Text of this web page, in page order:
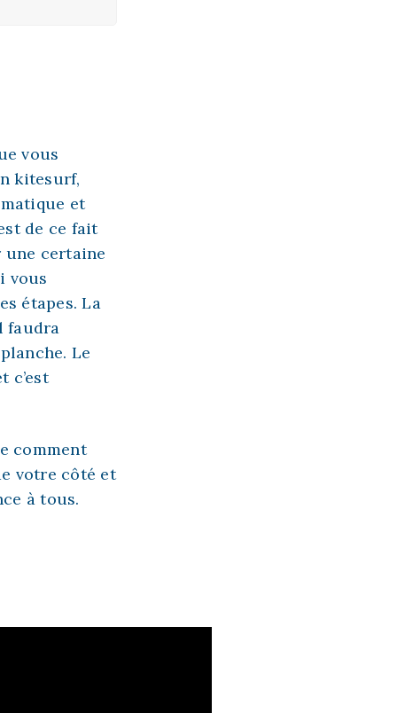
vous
kitesurf,
et
de ce fait
une certaine
vous
étapes. La
faudra
Le
c’est
comment
votre côté et
à tous.